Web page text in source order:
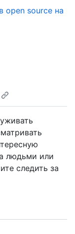
open source на
людьми или
следить за